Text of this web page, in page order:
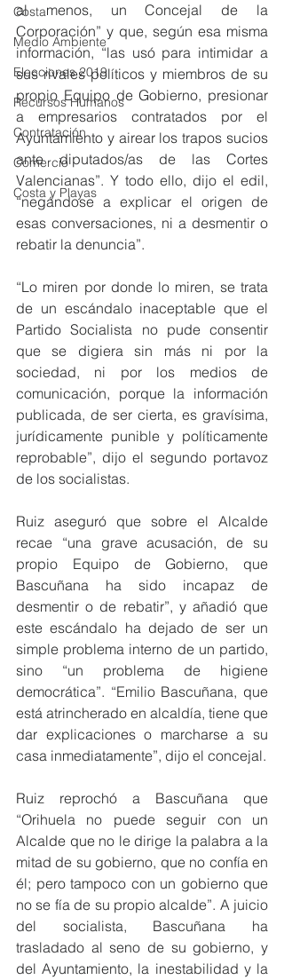
Costa
Medio Ambiente
Elecciones 2019
Recursos Humanos
Contratación
Comercio
Costa y Playas
al menos, un Concejal de la
Corporación” y que, según esa misma
información, “las usó para intimidar a
sus rivales políticos y miembros de su
propio Equipo de Gobierno, presionar
a empresarios contratados por el
Ayuntamiento y airear los trapos sucios
ante diputados/as de las Cortes
Valencianas”. Y todo ello, dijo el edil,
“negándose a explicar el origen de
esas conversaciones, ni a desmentir o
rebatir la denuncia”.
“Lo miren por donde lo miren, se trata
de un escándalo inaceptable que el
Partido Socialista no pude consentir
que se digiera sin más ni por la
sociedad, ni por los medios de
comunicación, porque la información
publicada, de ser cierta, es gravísima,
jurídicamente punible y políticamente
reprobable”, dijo el segundo portavoz
de los socialistas.
Ruiz aseguró que sobre el Alcalde
recae “una grave acusación, de su
propio Equipo de Gobierno, que
Bascuñana ha sido incapaz de
desmentir o de rebatir”, y añadió que
este escándalo ha dejado de ser un
simple problema interno de un partido,
sino “un problema de higiene
democrática”. “Emilio Bascuñana, que
está atrincherado en alcaldía, tiene que
dar explicaciones o marcharse a su
Ruiz reprochó a Bascuñana que
“Orihuela no puede seguir con un
Alcalde que no le dirige la palabra a la
mitad de su gobierno, que no confía en
él; pero tampoco con un gobierno que
no se fía de su propio alcalde”. A juicio
del socialista, Bascuñana ha
trasladado al seno de su gobierno, y
del Ayuntamiento, la inestabilidad y la